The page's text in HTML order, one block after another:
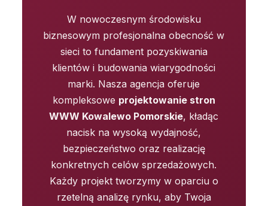
W nowoczesnym środowisku
biznesowym profesjonalna obecność w
sieci to fundament pozyskiwania
klientów i budowania wiarygodności
marki. Nasza agencja oferuje
kompleksowe projektowanie stron
WWW Kowalewo Pomorskie, kładąc
nacisk na wysoką wydajność,
bezpieczeństwo oraz realizację
konkretnych celów sprzedażowych.
Każdy projekt tworzymy w oparciu o
rzetelną analizę rynku, aby Twoja